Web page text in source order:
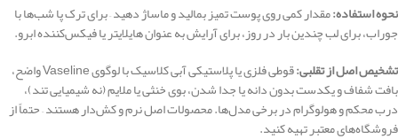
نحوه استفاده:مقدار کمی روی پوست تمیز بمالید و ماساژ دهید – برای ترک پا شب‌ها با
جوراب، برای لب چندین بار در روز، برای آرایش به عنوان هایلایتر یا فیکس‌کننده ابرو.
تشخیص اصل از تقلبی:
قوطی فلزی یا پلاستیکی آبی کلاسیک با لوگوی Vaseline واضح،
بافت شفاف و یکدست بدون دانه یا جدا شدن، بوی خنثی یا ملایم (نه شیمیایی تند)،
درب محکم و هولوگرام در برخی مدل‌ها. محصولات اصل نرم و کش‌دار هستند – حتماً از
فروشگاه‌های معتبر تهیه کنید.